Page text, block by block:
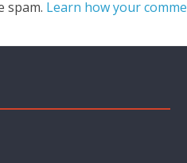
spam. Learn how your